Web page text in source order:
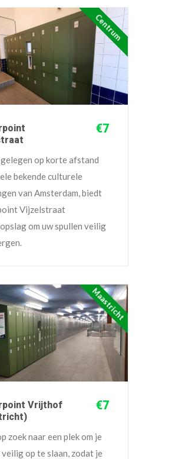
Centrum
€7
op korte afstand
bekende culturele
van Amsterdam, biedt
Vijzelstraat
om uw spullen veilig
Maastricht
Vrijthof
€7
zoek naar een plek om je
op te slaan, zodat je